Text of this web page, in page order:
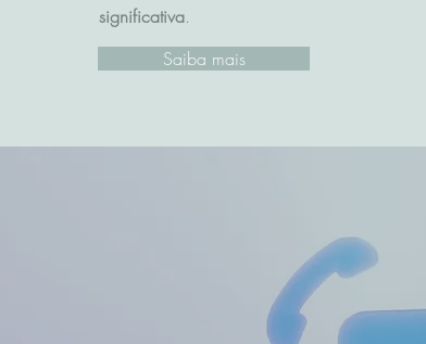
significativa.
Saiba mais